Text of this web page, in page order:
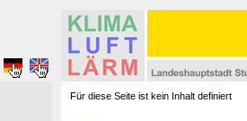
Für diese Seite ist kein Inhalt definiert